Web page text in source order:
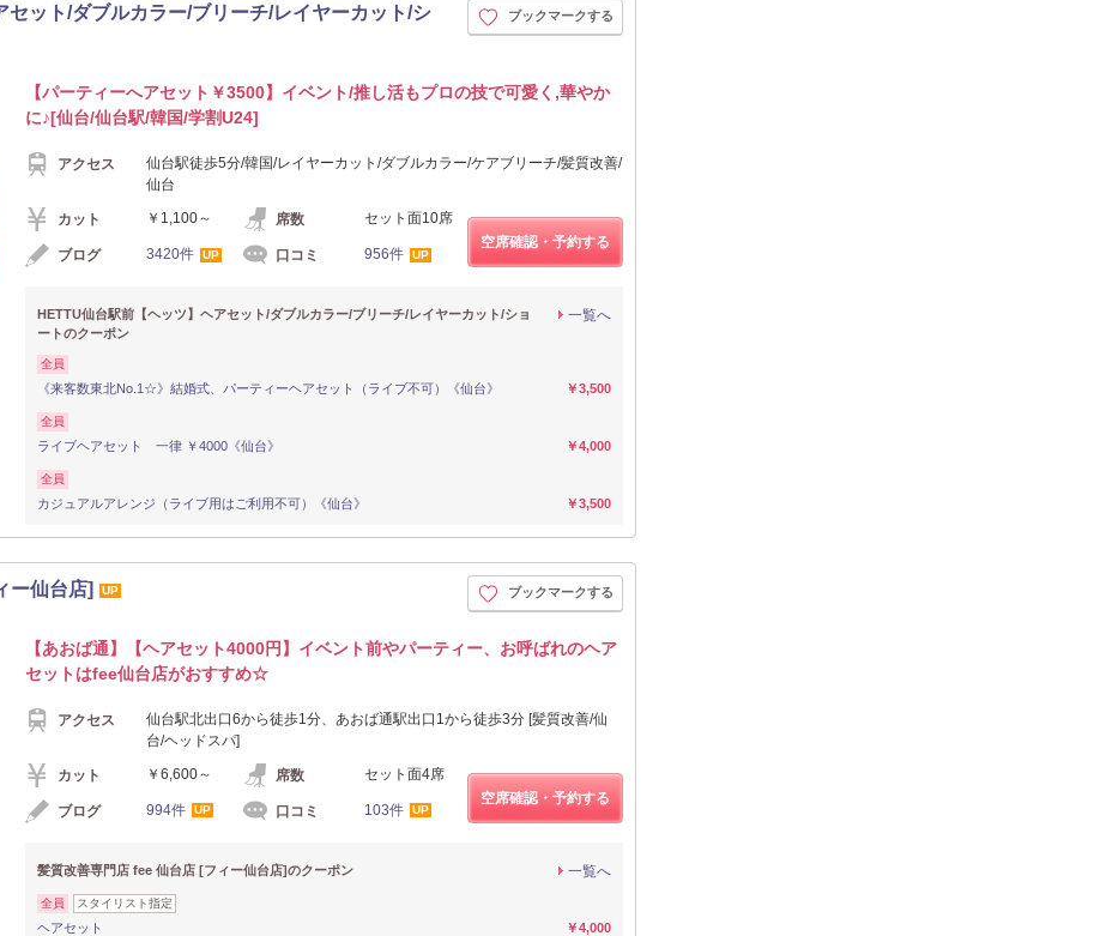
ット/ダブルカラー/ブリーチ/レイヤーカット/シ
ブックマークする
【パーティーへアセット￥3500】イベント/推し活もプロの技で可愛く,華やか
に♪[仙台/仙台駅/韓国/学割U24]
アクセス
仙台駅徒歩5分/韓国/レイヤーカット/ダブルカラー/ケアブリーチ/髪質改善/
仙台
カット ￥1,100～ 席数 セット面10席
ブログ 3420件 UP 口コミ 956件 UP
空席確認・予約する
HETTU仙台駅前【ヘッツ】ヘアセット/ダブルカラー/ブリーチ/レイヤーカット/ショ
ートのクーポン
一覧へ
全員
《来客数東北No.1☆》結婚式、パーティーヘアセット（ライブ不可）《仙台》 ￥3,500
全員
ライブヘアセット 一律 ￥4000《仙台》 ￥4,000
全員
カジュアルアレンジ（ライブ用はご利用不可）《仙台》 ￥3,500
ー仙台店] UP ブックマークする
【あおば通】【ヘアセット4000円】イベント前やパーティー、お呼ばれのヘア
セットはfee仙台店がおすすめ☆
アクセス
仙台駅北出口6から徒歩1分、あおば通駅出口1から徒歩3分 [髪質改善/仙
台/ヘッドスパ]
カット ￥6,600～ 席数 セット面4席
ブログ 994件 UP 口コミ 103件 UP
空席確認・予約する
髪質改善専門店 fee 仙台店 [フィー仙台店]のクーポン 一覧へ
全員 スタイリスト指定
ヘアセット ￥4,000